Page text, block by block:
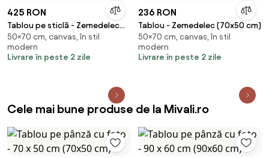
425 RON
Tablou pe sticlă - Zemedelec
(70x50 cm)
50×70 cm, canvas, în stil
modern
Livrare în peste 2 zile
236 RON
Tablou - Zemedelec (70x50 cm)
50×70 cm, canvas, în stil
modern
Livrare în peste 2 zile
Cele mai bune produse de la Mivali.ro